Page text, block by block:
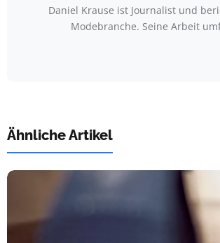
Daniel Krause ist Journalist und
Modebranche. Seine Arbeit
Ähnliche Artikel